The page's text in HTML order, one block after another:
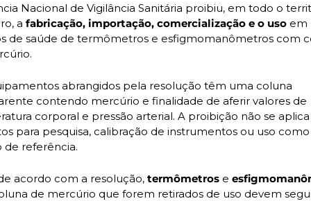
Nacional de Vigilância Sanitária proibiu, em todo o
a fabricação, importação, comercialização e o uso em
de saúde de termômetros e esfigmomanômetros com
abrangidos pela resolução têm uma coluna
contendo mercúrio e finalidade de aferir valores de
corporal e pressão arterial. A proibição não se aplica
para pesquisa, calibração de instrumentos ou uso como
de referência.
acordo com a resolução, termômetros e
de mercúrio que forem retirados de uso devem